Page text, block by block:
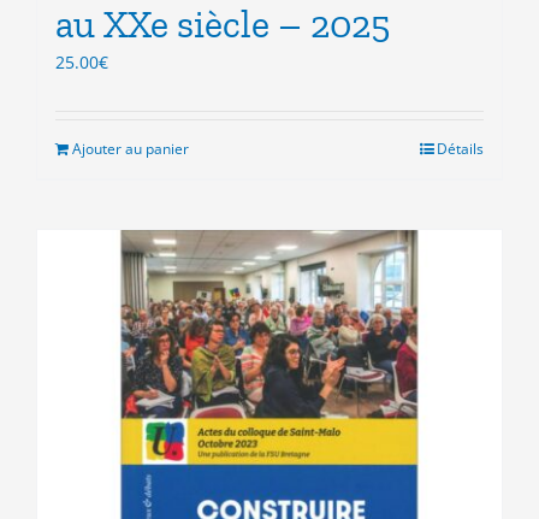
au XXe siècle – 2025
25.00€
Ajouter au panier Détails